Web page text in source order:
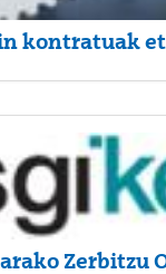
kontratuak
Zerbitzu